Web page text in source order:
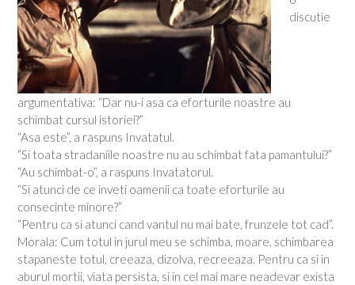
discutie
argumentativa: “Dar nu-i asa ca eforturile noastre au
schimbat cursul istoriei?”
“Asa este”, a raspuns Invatatul.
“Si toata stradaniile noastre nu au schimbat fata pamantului?”
“Au schimbat-o”, a raspuns Invatatorul.
“Si atunci de ce inveti oamenii ca toate eforturile au
consecinte minore?”
“Pentru ca si atunci cand vantul nu mai bate, frunzele tot cad”.
Morala: Cum totul in jurul meu se schimba, moare, schimbarea
stapaneste totul, creeaza, dizolva, recreeaza. Pentru ca si in
aburul mortii, viata persista, si in cel mai mare neadevar exista